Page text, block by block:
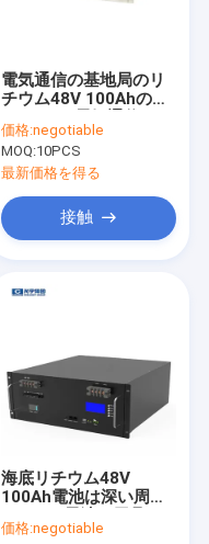
電気通信の基地局のリ
チウム48V 100Ahのた
チウム電池
価格:negotiable
MOQ:10PCS
最新価格を得る
接触
海底リチウム48V
100Ah電池は深い周期
使う
価格:negotiable